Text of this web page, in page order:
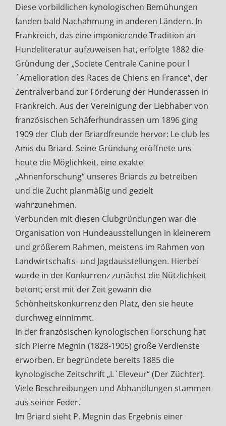
Diese vorbildlichen kynologischen Bemühungen
fanden bald Nachahmung in anderen Ländern. In
Frankreich, das eine imponierende Tradition an
Hundeliteratur aufzuweisen hat, erfolgte 1882 die
Gründung der „Societe Centrale Canine pour l
´Amelioration des Races de Chiens en France“, der
Zentralverband zur Förderung der Hunderassen in
Frankreich. Aus der Vereinigung der Liebhaber von
französischen Schäferhundrassen um 1896 ging
1909 der Club der Briardfreunde hervor: Le club les
Amis du Briard. Seine Gründung eröffnete uns
heute die Möglichkeit, eine exakte
„Ahnenforschung“ unseres Briards zu betreiben
und die Zucht planmäßig und gezielt
wahrzunehmen.
Verbunden mit diesen Clubgründungen war die
Organisation von Hundeausstellungen in kleinerem
und größerem Rahmen, meistens im Rahmen von
Landwirtschafts- und Jagdausstellungen. Hierbei
wurde in der Konkurrenz zunächst die Nützlichkeit
betont; erst mit der Zeit gewann die
Schönheitskonkurrenz den Platz, den sie heute
durchweg einnimmt.
In der französischen kynologischen Forschung hat
sich Pierre Megnin (1828-1905) große Verdienste
erworben. Er begründete bereits 1885 die
kynologische Zeitschrift „L`Eleveur“ (Der Züchter).
Viele Beschreibungen und Abhandlungen stammen
aus seiner Feder.
Im Briard sieht P. Megnin das Ergebnis einer